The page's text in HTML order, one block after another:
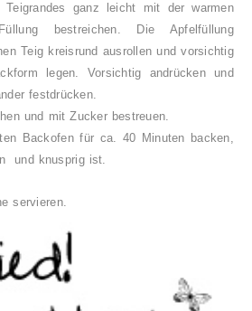
ganz leicht mit der warmen
bestreichen. Die Apfelfüllung
Teig kreisrund ausrollen und vorsichtig
legen. Vorsichtig andrücken und
festdrücken.
und mit Zucker bestreuen.
Backofen für ca. 40 Minuten backen,
und knusprig ist.
servieren.